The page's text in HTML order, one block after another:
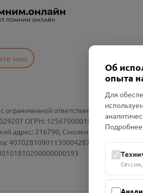
нам
ограниченной ответственностью
ОГРН: 1256700001986
адрес: 216790, Смоленская область, р-
40702810901130004287 в АО
Об
опыта
Для
Подробнее